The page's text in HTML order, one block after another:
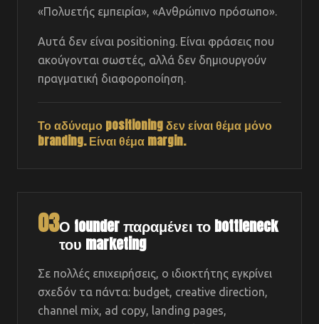
«Πολυετής εμπειρία», «Ανθρώπινο πρόσωπο».
Αυτά δεν είναι positioning. Είναι φράσεις που
ακούγονται σωστές, αλλά δεν δημιουργούν
πραγματική διαφοροποίηση.
Το αδύναμο positioning δεν είναι θέμα μόνο
branding. Είναι θέμα margin.
03Ο founder παραμένει το bottleneck
του marketing
Σε πολλές επιχειρήσεις, ο ιδιοκτήτης εγκρίνει
σχεδόν τα πάντα: budget, creative direction,
channel mix, ad copy, landing pages,